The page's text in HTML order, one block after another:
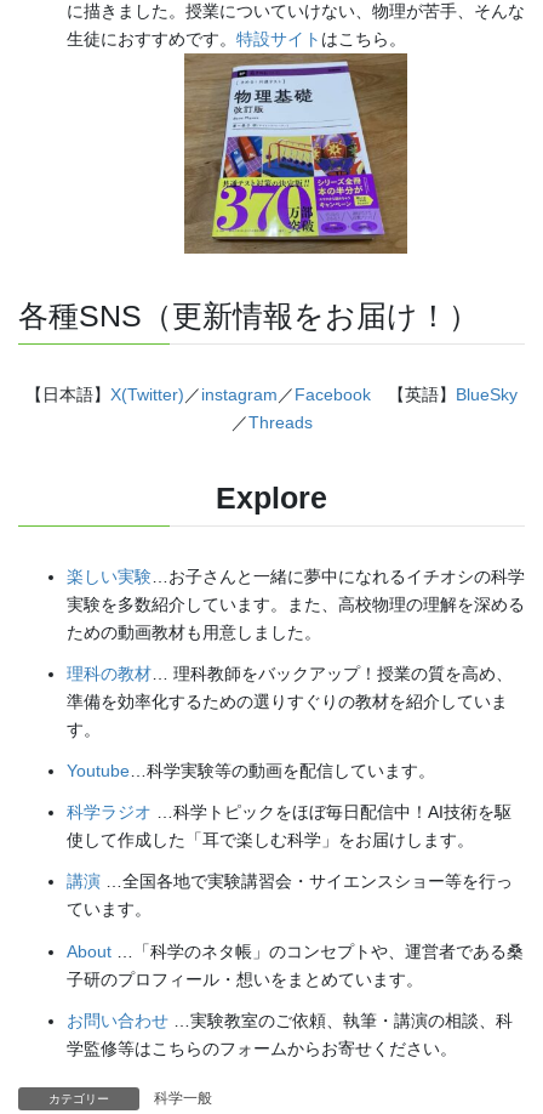
に描きました。授業についていけない、物理が苦手、そんな
生徒におすすめです。 特設サイト はこちら。
各種SNS（更新情報をお届け！）
【日本語】 X(Twitter) ／instagram ／Facebook 【英語】 BlueSky
／Threads
Explore
楽しい実験 …お子さんと一緒に夢中になれるイチオシの科学
実験を多数紹介しています。また、高校物理の理解を深める
ための動画教材も用意しました。
理科の教材 … 理科教師をバックアップ！授業の質を高め、
準備を効率化するための選りすぐりの教材を紹介していま
す。
Youtube …科学実験等の動画を配信しています。
科学ラジオ …科学トピックをほぼ毎日配信中！AI技術を駆
使して作成した「耳で楽しむ科学」をお届けします。
講演 …全国各地で実験講習会・サイエンスショー等を行っ
ています。
About …「科学のネタ帳」のコンセプトや、運営者である桑
子研のプロフィール・想いをまとめています。
お問い合わせ …実験教室のご依頼、執筆・講演の相談、科
学監修等はこちらのフォームからお寄せください。
カテゴリー 科学一般